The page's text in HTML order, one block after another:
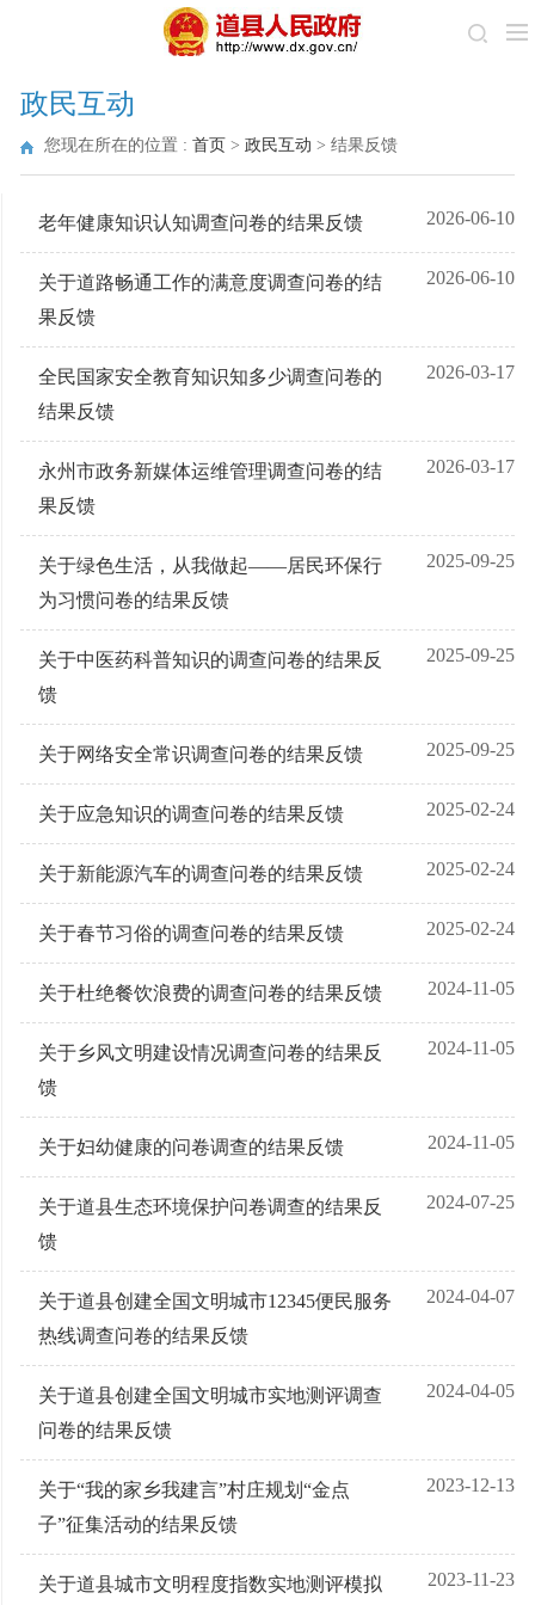
政民互动
您现在所在的位置 : 首页 > 政民互动 > 结果反馈
老年健康知识认知调查问卷的结果反馈 2026-06-10
关于道路畅通工作的满意度调查问卷的结
果反馈
2026-06-10
全民国家安全教育知识知多少调查问卷的
结果反馈
2026-03-17
永州市政务新媒体运维管理调查问卷的结
果反馈
2026-03-17
关于绿色生活，从我做起——居民环保行
为习惯问卷的结果反馈
2025-09-25
关于中医药科普知识的调查问卷的结果反
馈
2025-09-25
关于网络安全常识调查问卷的结果反馈 2025-09-25
关于应急知识的调查问卷的结果反馈 2025-02-24
关于新能源汽车的调查问卷的结果反馈 2025-02-24
关于春节习俗的调查问卷的结果反馈 2025-02-24
关于杜绝餐饮浪费的调查问卷的结果反馈 2024-11-05
关于乡风文明建设情况调查问卷的结果反
馈
2024-11-05
关于妇幼健康的问卷调查的结果反馈 2024-11-05
关于道县生态环境保护问卷调查的结果反
馈
2024-07-25
关于道县创建全国文明城市12345便民服务
热线调查问卷的结果反馈
2024-04-07
关于道县创建全国文明城市实地测评调查
问卷的结果反馈
2024-04-05
关于“我的家乡我建言”村庄规划“金点
子”征集活动的结果反馈
2023-12-13
关于道县城市文明程度指数实地测评模拟 2023-11-23